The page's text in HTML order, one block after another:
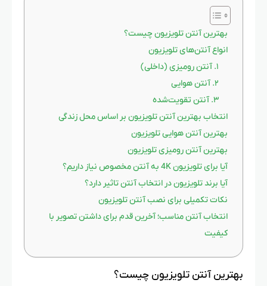
بهترین آنتن تلویزیون چیست؟
انواع آنتن‌های تلویزیون
۱. آنتن رومیزی (داخلی)
۲. آنتن هوایی
۳. آنتن تقویت‌شده
انتخاب بهترین آنتن تلویزیون بر اساس محل زندگی
بهترین آنتن هوایی تلویزیون
بهترین آنتن رومیزی تلویزیون
آیا برای تلویزیون 4K به آنتن مخصوص نیاز داریم؟
آیا برند تلویزیون در انتخاب آنتن تاثیر دارد؟
نکات تکمیلی برای نصب آنتن تلویزیون
انتخاب آنتن مناسب؛ آخرین قدم برای داشتن تصویر با
کیفیت
بهترین آنتن تلویزیون چیست؟